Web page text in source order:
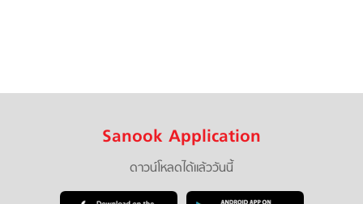
Sanook Application
ดาวน์โหลดได้แล้ววันนี้